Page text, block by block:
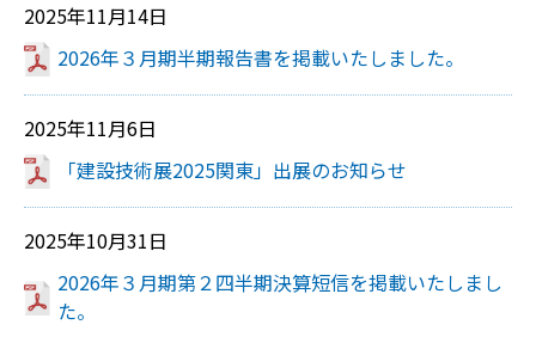
2025年11月14日
2026年３月期半期報告書を掲載いたしました。
2025年11月6日
「建設技術展2025関東」出展のお知らせ
2025年10月31日
2026年３月期第２四半期決算短信を掲載いたしまし
た。